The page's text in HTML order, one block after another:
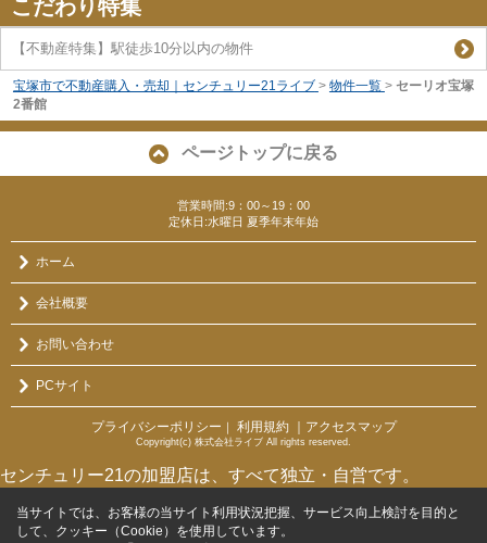
こだわり特集
【不動産特集】駅徒歩10分以内の物件
宝塚市で不動産購入・売却｜センチュリー21ライブ > 物件一覧 > セーリオ宝塚
2番館
ページトップに戻る
営業時間:9：00～19：00
定休日:水曜日 夏季年末年始
ホーム
会社概要
お問い合わせ
PCサイト
プライバシーポリシー 利用規約 ｜アクセスマップ
Copyright(c) 株式会社ライブ All rights reserved.
センチュリー21の加盟店は、すべて独立・自営です。
当サイトでは、お客様の当サイト利用状況把握、サービス向上検討を目的と
して、クッキー（Cookie）を使用しています。